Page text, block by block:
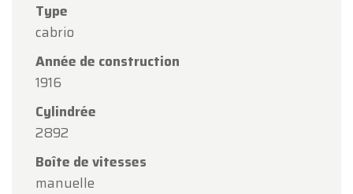
Type
cabrio
Année de construction
1916
Cylindrée
2892
Boîte de vitesses
manuelle
Oldtimerfarm
Chers clients,
Oldtimerfarm sera
l'occasion de l'Assomption.
Notre showroom sera
lundi 10 août au vendredi 14 août
horaires habituels.